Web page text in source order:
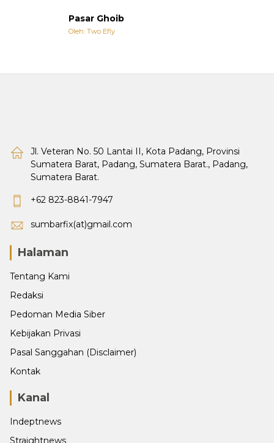
Pasar Ghoib
Oleh: Two Efly
Jl. Veteran No. 50 Lantai II, Kota Padang, Provinsi
Sumatera Barat, Padang, Sumatera Barat., Padang,
Sumatera Barat.
+62 823-8841-7947
sumbarfix(at)gmail.com
Halaman
Tentang Kami
Redaksi
Pedoman Media Siber
Kebijakan Privasi
Pasal Sanggahan (Disclaimer)
Kontak
Kanal
Indeptnews
Straightnews